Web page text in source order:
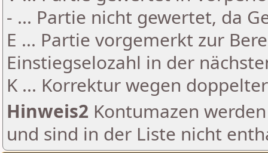
- ... Partie nicht gewertet, da
E ... Partie vorgemerkt zur
Einstiegselozahl in der
K ... Korrektur wegen
Hinweis2 Kontumazen
und sind in der Liste nicht